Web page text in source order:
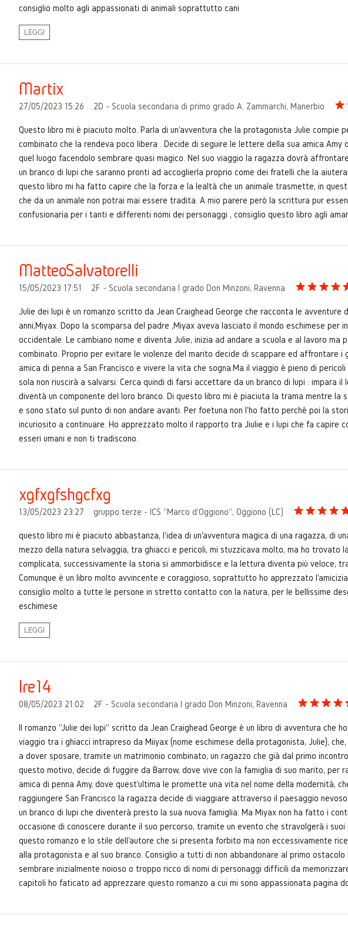
consiglio molto agli appassionati di animali soprattutto cani
LEGGI
Martix
27/05/2023 15:26 2D - Scuola secondaria di primo grado A. Zammarchi, Manerbio
Questo libro mi è piaciuto molto. Parla di un'avventura che la protagonista Julie compie
combinato che la rendeva poco libera . Decide di seguire le lettere della sua amica Amy
quel luogo facendolo sembrare quasi magico. Nel suo viaggio la ragazza dovrà
un branco di lupi che saranno pronti ad accoglierla proprio come dei fratelli che la
questo libro mi ha fatto capire che la forza e la lealtà che un animale trasmette, in
che da un animale non potrai mai essere tradita. A mio parere però la scrittura pur
confusionaria per i tanti e differenti nomi dei personaggi , consiglio questo libro agli
MatteoSalvatorelli
15/05/2023 17:51 2F - Scuola secondaria I grado Don Minzoni, Ravenna
Julie dei lupi è un romanzo scritto da Jean Craighead George che racconta le avventure
anni,Miyax. Dopo la scomparsa del padre ,Miyax aveva lasciato il mondo eschimese per
occidentale. Le cambiano nome e diventa Julie, inizia ad andare a scuola e al lavoro
combinato. Proprio per evitare le violenze del marito decide di scappare ed affrontare i
amica di penna a San Francisco e vivere la vita che sogna.Ma il viaggio è pieno di
sola non riuscirà a salvarsi. Cerca quindi di farsi accettare da un branco di lupi : impara il
diventà un componente del loro branco. Di questo libro mi è piaciuta la trama mentre
e sono stato sul punto di non andare avanti. Per foetuna non l'ho fatto perchè poi la
incuriosito a continuare. Ho apprezzato molto il rapporto tra Jiulie e i lupi che fa capire
esseri umani e non ti tradiscono.
xgfxgfshgcfxg
13/05/2023 23:27 gruppo terze - ICS "Marco d'Oggiono", Oggiono (LC)
questo libro mi è piaciuto abbastanza, l'idea di un'avventura magica di una ragazza, di
mezzo della natura selvaggia, tra ghiacci e pericoli, mi stuzzicava molto, ma ho trovato
complicata, successivamente la storia si ammorbidisce e la lettura diventa più veloce,
Comunque è un libro molto avvincente e coraggioso, soprattutto ho apprezzato
consiglio molto a tutte le persone in stretto contatto con la natura, per le bellissime
eschimese
LEGGI
Ire14
08/05/2023 21:02 2F - Scuola secondaria I grado Don Minzoni, Ravenna
Il romanzo "Julie dei lupi" scritto da Jean Craighead George è un libro di avventura che
viaggio tra i ghiacci intrapreso da Miiyax (nome eschimese della protagonista, Julie),
a dover sposare, tramite un matrimonio combinato, un ragazzo che già dal primo
questo motivo, decide di fuggire da Barrow, dove vive con la famiglia di suo marito, per
amica di penna Amy, dove quest'ultima le promette una vita nel nome della modernità,
raggiungere San Francisco la ragazza decide di viaggiare attraverso il paesaggio
un branco di lupi che diventerà presto la sua nuova famiglia. Ma Miyax non ha fatto i
occasione di conoscere durante il suo percorso, tramite un evento che stravolgerà i
questo romanzo e lo stile dell'autore che si presenta forbito ma non eccessivamente
alla protagonista e al suo branco. Consiglio a tutti di non abbandonare al primo
sembrare inizialmente noioso o troppo ricco di nomi di personaggi difficili da
capitoli ho faticato ad apprezzare questo romanzo a cui mi sono appassionata pagina